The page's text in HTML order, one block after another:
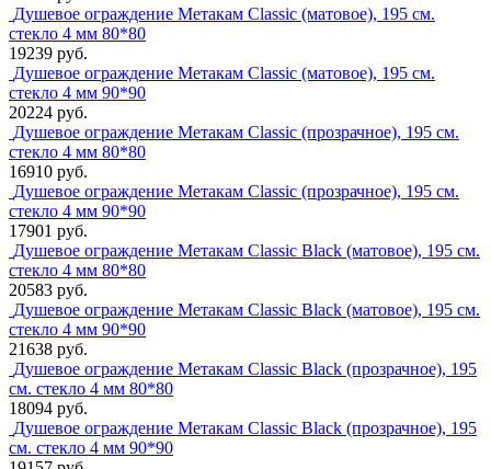
Душевое ограждение Метакам Classic (матовое), 195 см.
стекло 4 мм 80*80
19239 руб.
Душевое ограждение Метакам Classic (матовое), 195 см.
стекло 4 мм 90*90
20224 руб.
Душевое ограждение Метакам Classic (прозрачное), 195 см.
стекло 4 мм 80*80
16910 руб.
Душевое ограждение Метакам Classic (прозрачное), 195 см.
стекло 4 мм 90*90
17901 руб.
Душевое ограждение Метакам Classic Black (матовое), 195 см.
стекло 4 мм 80*80
20583 руб.
Душевое ограждение Метакам Classic Black (матовое), 195 см.
стекло 4 мм 90*90
21638 руб.
Душевое ограждение Метакам Classic Black (прозрачное), 195
см. стекло 4 мм 80*80
18094 руб.
Душевое ограждение Метакам Classic Black (прозрачное), 195
см. стекло 4 мм 90*90